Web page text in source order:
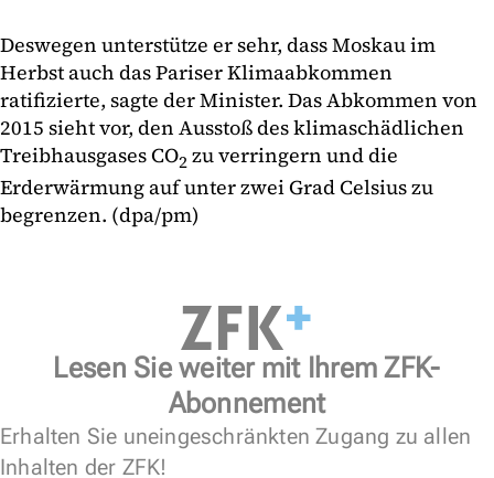
Deswegen unterstütze er sehr, dass Moskau im
Herbst auch das Pariser Klimaabkommen
ratifizierte, sagte der Minister. Das Abkommen von
2015 sieht vor, den Ausstoß des klimaschädlichen
Treibhausgases CO2zu verringern und die
Erderwärmung auf unter zwei Grad Celsius zu
begrenzen. (dpa/pm)
Lesen Sie weiter mit Ihrem ZFK-
Abonnement
Erhalten Sie uneingeschränkten Zugang zu allen
Inhalten der ZFK!